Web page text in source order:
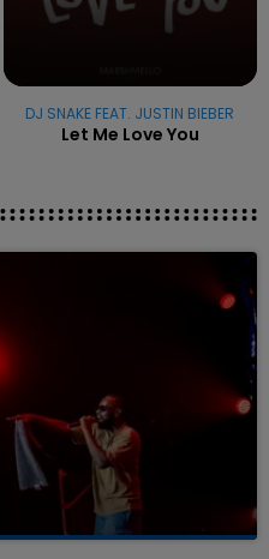
DJ SNAKE FEAT. JUSTIN BIEBER
Let Me Love You